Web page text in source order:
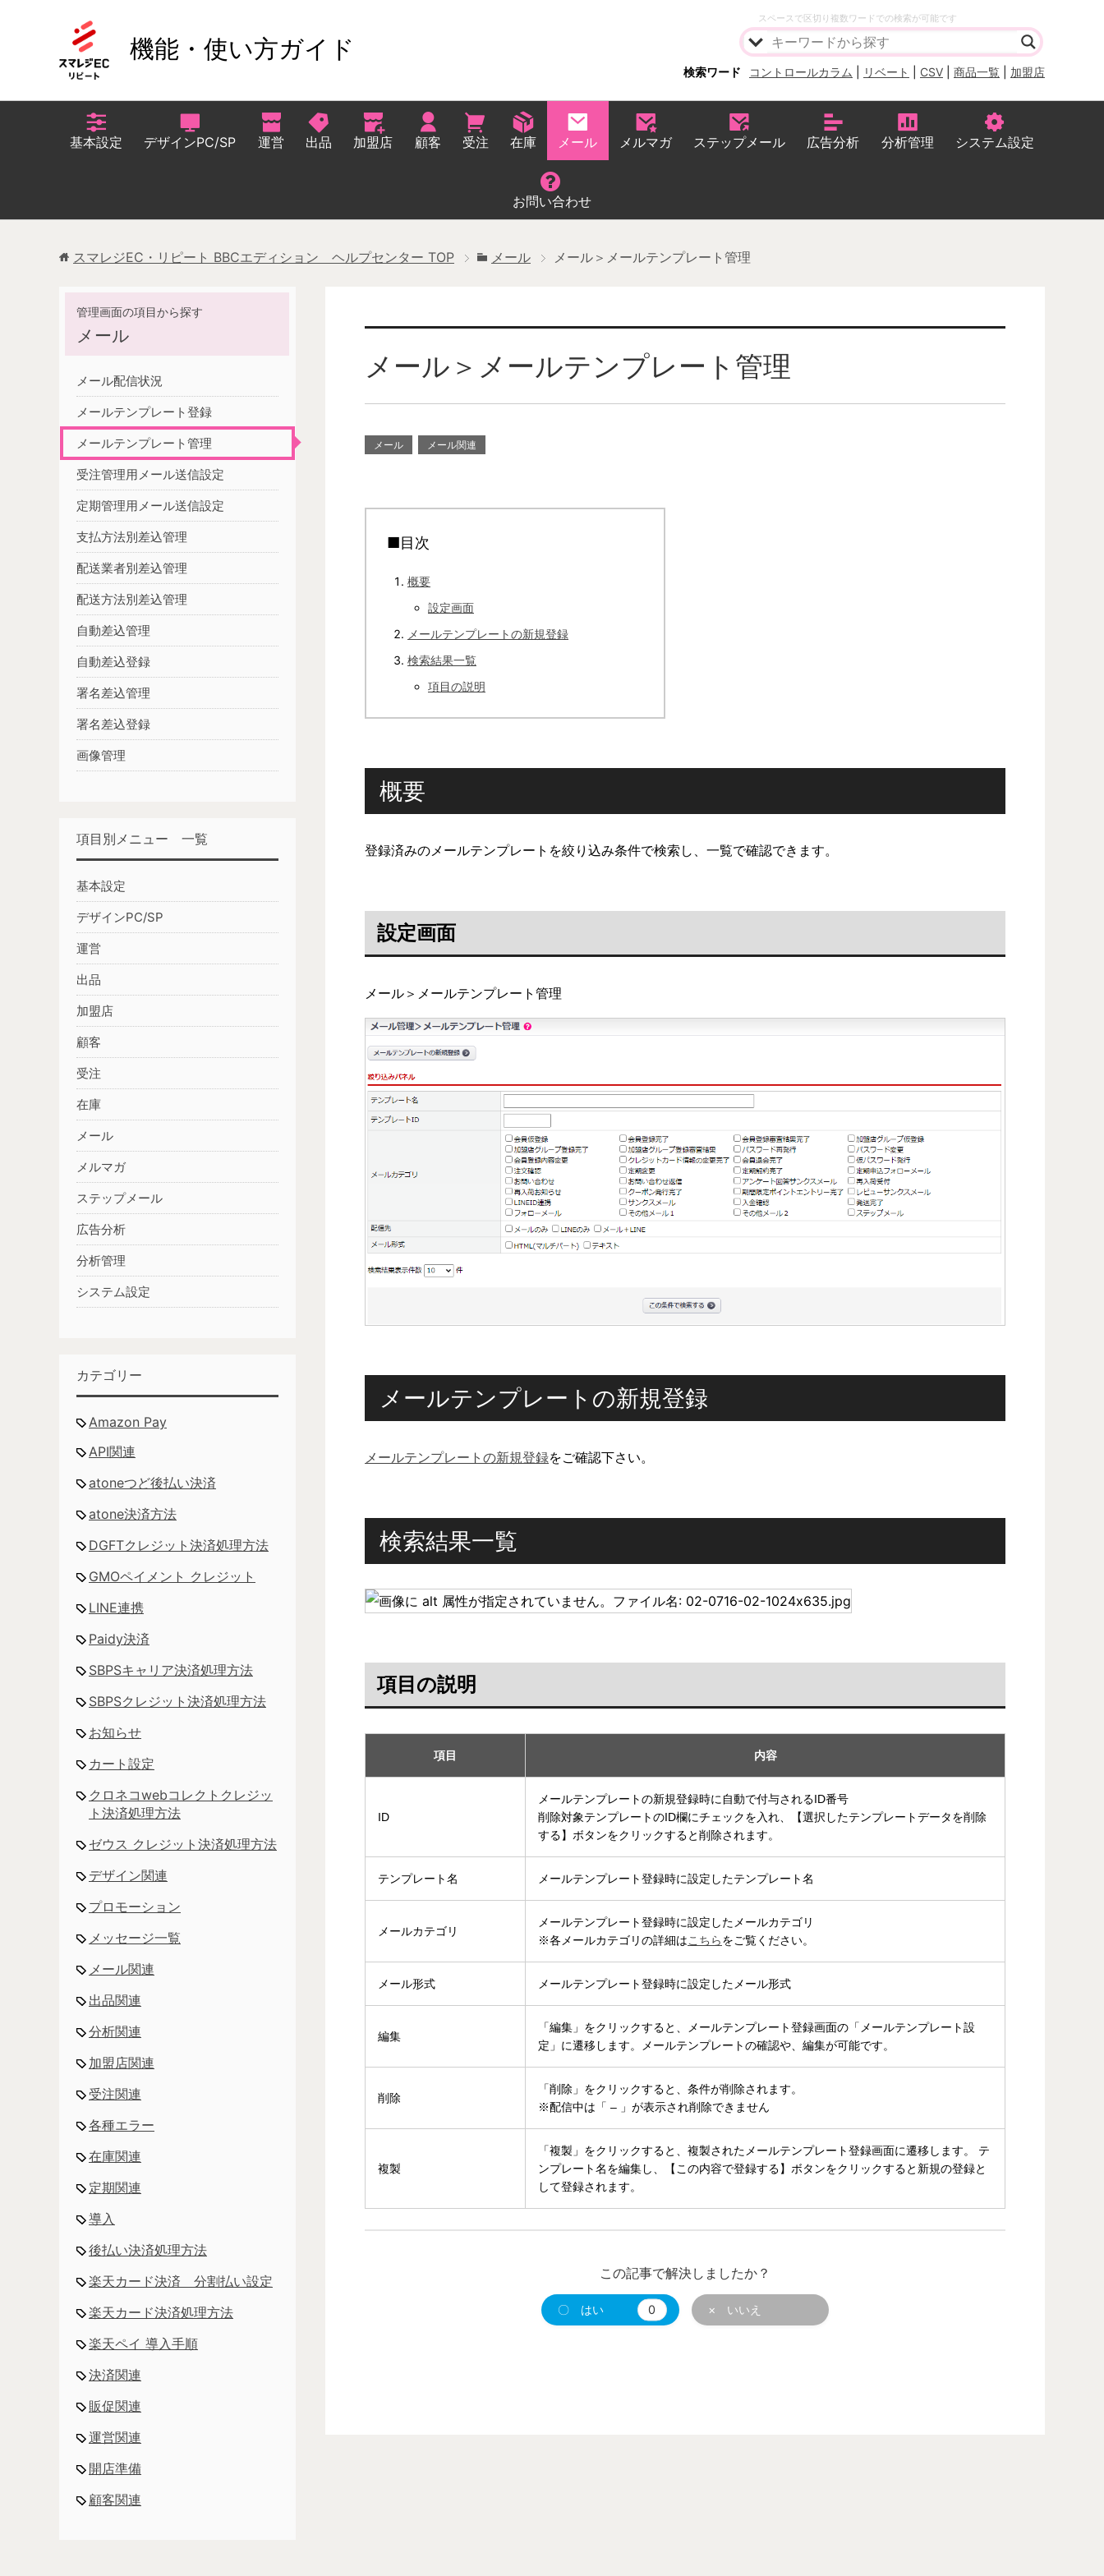
機能・使い方ガイド
スペースで区切り複数ワードでの検索が可能です
検索ワード コントロールカラム リベート CSV 商品一覧 加盟店
基本設定 デザインPC/SP 運営 出品 加盟店 顧客 受注 在庫 メール メルマガ ステップメール 広告分析 分析管理 システム設定
お問い合わせ
スマレジEC・リピート BBCエディション ヘルプセンター TOP メール メール＞メールテンプレート管理
メール＞メールテンプレート管理
メール メール関連
■目次
概要
設定画面
メールテンプレートの新規登録
検索結果一覧
項目の説明
概要
登録済みのメールテンプレートを絞り込み条件で検索し、一覧で確認できます。
設定画面
メール＞メールテンプレート管理
メールテンプレートの新規登録
メールテンプレートの新規登録をご確認下さい。
検索結果一覧
項目の説明
項目 内容
ID
メールテンプレートの新規登録時に自動で付与されるID番号
削除対象テンプレートのID欄にチェックを入れ、【選択したテンプレートデータを削除
する】ボタンをクリックすると削除されます。
テンプレート名 メールテンプレート登録時に設定したテンプレート名
メールカテゴリ
メールテンプレート登録時に設定したメールカテゴリ
※各メールカテゴリの詳細はこちらをご覧ください。
メール形式 メールテンプレート登録時に設定したメール形式
編集
「編集」をクリックすると、メールテンプレート登録画面の「メールテンプレート設
定」に遷移します。メールテンプレートの確認や、編集が可能です。
削除
「削除」をクリックすると、条件が削除されます。
※配信中は「 – 」が表示され削除できません
複製
「複製」をクリックすると、複製されたメールテンプレート登録画面に遷移します。 テ
ンプレート名を編集し、【この内容で登録する】ボタンをクリックすると新規の登録と
して登録されます。
この記事で解決しましたか？
〇 はい 0 × いいえ
メール
メール配信状況
メールテンプレート登録
メールテンプレート管理
受注管理用メール送信設定
定期管理用メール送信設定
支払方法別差込管理
配送業者別差込管理
配送方法別差込管理
自動差込管理
自動差込登録
署名差込管理
署名差込登録
画像管理
項目別メニュー 一覧
基本設定
デザインPC/SP
運営
出品
加盟店
顧客
受注
在庫
メール
メルマガ
ステップメール
広告分析
分析管理
システム設定
カテゴリー
Amazon Pay
API関連
atoneつど後払い決済
atone決済方法
DGFTクレジット決済処理方法
GMOペイメント クレジット
LINE連携
Paidy決済
SBPSキャリア決済処理方法
SBPSクレジット決済処理方法
お知らせ
カート設定
クロネコwebコレクトクレジッ
ト決済処理方法
ゼウス クレジット決済処理方法
デザイン関連
プロモーション
メッセージ一覧
メール関連
出品関連
分析関連
加盟店関連
受注関連
各種エラー
在庫関連
定期関連
導入
後払い決済処理方法
楽天カード決済 分割払い設定
楽天カード決済処理方法
楽天ペイ 導入手順
決済関連
販促関連
運営関連
開店準備
顧客関連